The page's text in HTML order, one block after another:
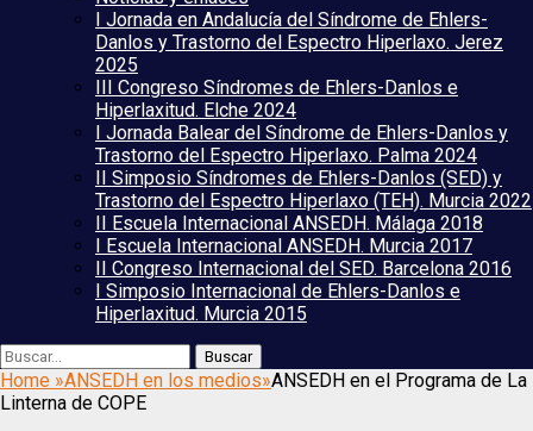
I Jornada en Andalucía del Síndrome de Ehlers-
Danlos y Trastorno del Espectro Hiperlaxo. Jerez
2025
III Congreso Síndromes de Ehlers-Danlos e
Hiperlaxitud. Elche 2024
I Jornada Balear del Síndrome de Ehlers-Danlos y
Trastorno del Espectro Hiperlaxo. Palma 2024
II Simposio Síndromes de Ehlers-Danlos (SED) y
Trastorno del Espectro Hiperlaxo (TEH). Murcia 2022
II Escuela Internacional ANSEDH. Málaga 2018
I Escuela Internacional ANSEDH. Murcia 2017
II Congreso Internacional del SED. Barcelona 2016
I Simposio Internacional de Ehlers-Danlos e
Hiperlaxitud. Murcia 2015
Buscar
Buscar:
Home »ANSEDH en los medios»ANSEDH en el Programa de La
Linterna de COPE